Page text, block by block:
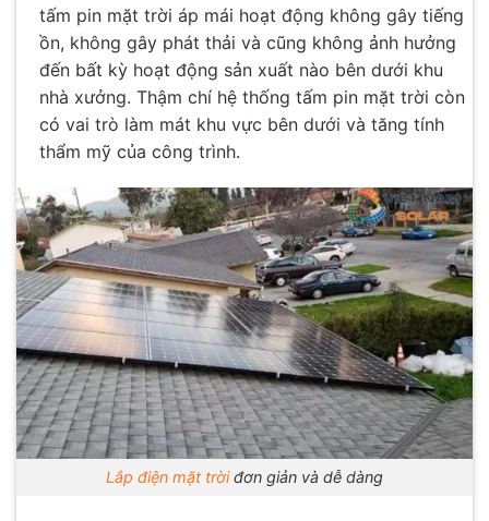
tấm pin mặt trời áp mái hoạt động không gây tiếng
ồn, không gây phát thải và cũng không ảnh hưởng
đến bất kỳ hoạt động sản xuất nào bên dưới khu
nhà xưởng. Thậm chí hệ thống tấm pin mặt trời còn
có vai trò làm mát khu vực bên dưới và tăng tính
thẩm mỹ của công trình.
Lắp điện mặt trờiđơn giản và dễ dàng